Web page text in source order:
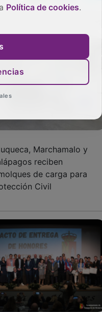
Marchamalo y
reciben
de carga para
Civil
Política de cookies.